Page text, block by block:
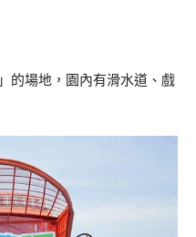
的場地，園內有滑水道、戲